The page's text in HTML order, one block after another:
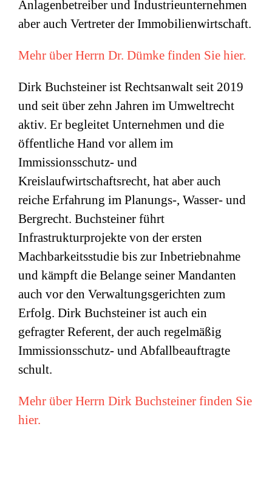
Anlagenbetreiber und Industrieunternehmen
aber auch Vertreter der Immobilienwirtschaft.
Mehr über Herrn Dr. Dümke finden Sie hier.
Dirk Buchsteiner ist Rechtsanwalt seit 2019
und seit über zehn Jahren im Umweltrecht
aktiv. Er begleitet Unternehmen und die
öffentliche Hand vor allem im
Immissionsschutz- und
Kreislaufwirtschaftsrecht, hat aber auch
reiche Erfahrung im Planungs-, Wasser- und
Bergrecht. Buchsteiner führt
Infrastrukturprojekte von der ersten
Machbarkeitsstudie bis zur Inbetriebnahme
und kämpft die Belange seiner Mandanten
auch vor den Verwaltungsgerichten zum
Erfolg. Dirk Buchsteiner ist auch ein
gefragter Referent, der auch regelmäßig
Immissionsschutz- und Abfallbeauftragte
schult.
Mehr über Herrn Dirk Buchsteiner finden Sie
hier.